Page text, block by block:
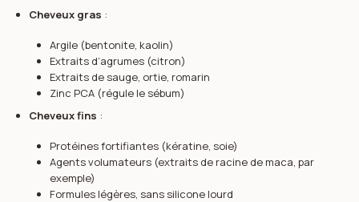
Cheveux gras :
Argile (bentonite, kaolin)
Extraits d’agrumes (citron)
Extraits de sauge, ortie, romarin
Zinc PCA (régule le sébum)
Cheveux fins :
Protéines fortifiantes (kératine, soie)
Agents volumateurs (extraits de racine de maca, par
exemple)
Formules légères, sans silicone lourd